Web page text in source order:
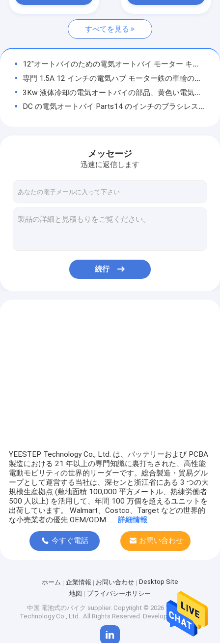
移動性のスクーター
電気三輪車
自分 の バランス
電気三輪車の部品
太いタイヤの電動自転車
すべてを見る
12"オートバイのための電気オートバイ モーター キットのアルミニウム電動機
専門 1.5A 12 インチの電気ハブ モーター鉄の車輪のオートバイの電動機
3Kw 液体冷却の電気オートバイの部品、黄色い電気オートバイ モーター
DC の電気オートバイ Parts14 のインチのブラシレス電気オートバイのハブ モーター
電気バイクをディスク ブレーキが付いている電気自転車を折る折る 50 ポンド 26 インチ
長期電気折る自転車 20"衝撃吸収材が付いている折る E のバイク
48V ブラシレス モーター長期電気自転車/白い電気援助は自転車に乗ります
250W 折りたたみ電気バイクのオレンジ小さい通勤者の電気バイクの折りたたみ
電気移動性のスクーターの黒い折りたたみによってモーターを備えられるスクーターを折っているライト級選手
電気スクーターを、14.8kg 折り畳み式 モーターを備えられたスクーター折っている黄色い通勤者
メッセージ
迅速に返信します
続行
YEESTEP Technology Co., Ltd. は、バッテリーおよび PCBA
製造における 21 年以上の専門知識に裏打ちされた、高性能
電動モビリティの世界的リーダーです。総合製造・貿易グル
ープとして運営する当社は、深センと浙江省にある 3 つの大
規模生産拠点 (敷地面積 100,000 平方メートル、熟練労働者
500 人以上) を活用して、年間 100 万個を超えるユニットを
出荷しています。 Walmart、Costco、Target などの世界的
な小売業者の優先 OEM/ODM ...
詳細情報
今すぐ電話 お問い合わせ
ホーム 企業情報 お問い合わせ
Desktop Site
地図
プライバシーポリシー
中国 電池式のバイク supplier. Copyright © 2026 YEESTEP
Technology Co., Ltd.. All Rights Reserved. Developed byECER